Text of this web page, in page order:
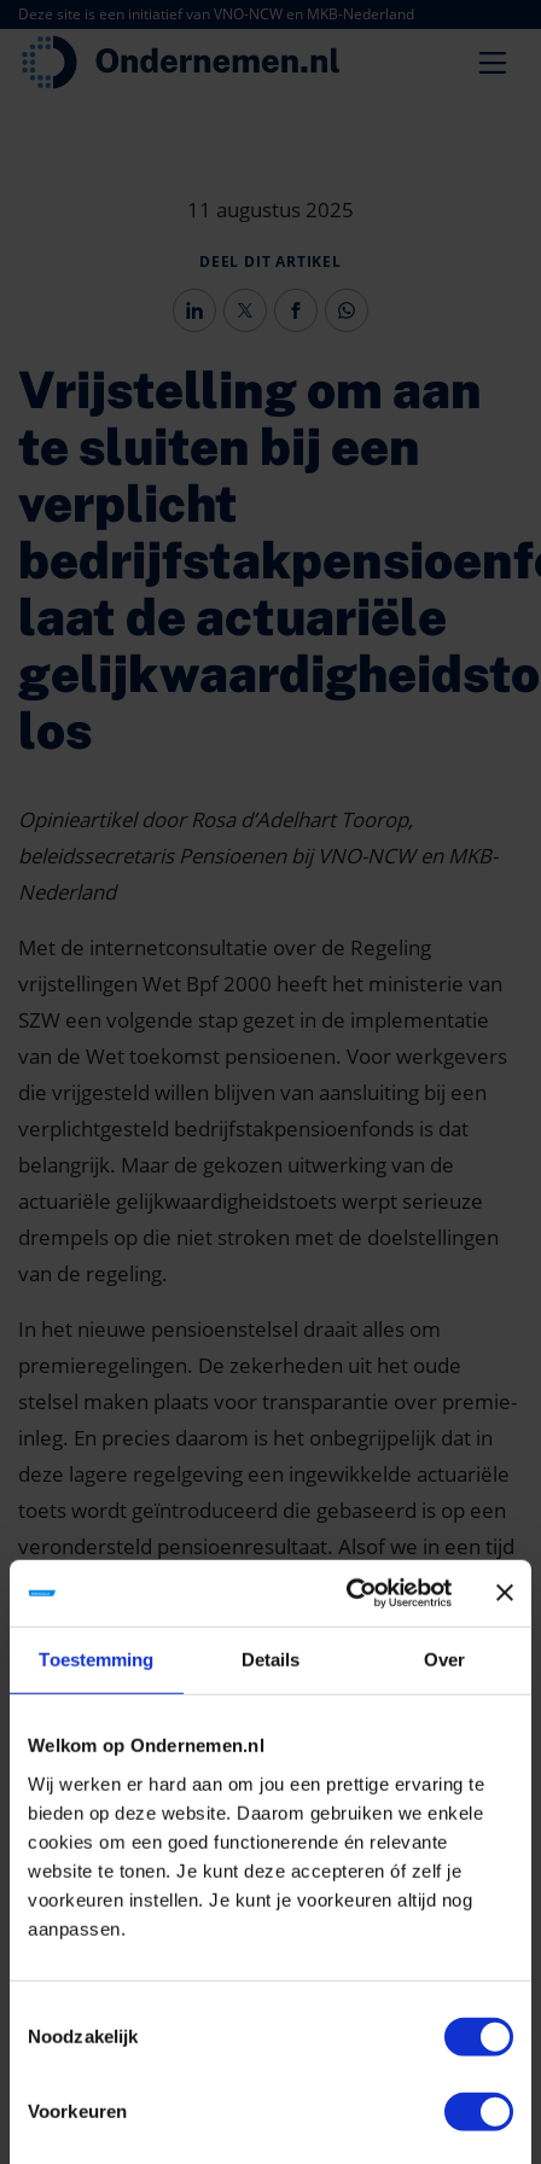
Toestemming Details Over
Welkom op Ondernemen.nl
Wij werken er hard aan om jou een prettige ervaring te
bieden op deze website. Daarom gebruiken we enkele
cookies om een goed functionerende én relevante
website te tonen. Je kunt deze accepteren óf zelf je
voorkeuren instellen. Je kunt je voorkeuren altijd nog
aanpassen.
Noodzakelijk
Voorkeuren
Deze site is een initiatief van VNO-NCW en MKB-Nederland
11 augustus 2025
DEEL DIT ARTIKEL
Vrijstelling om aan
te sluiten bij een
verplicht
laat de actuariële
los
Opinieartikel door Rosa d’Adelhart Toorop,
beleidssecretaris Pensioenen bij VNO-NCW en MKB-
Nederland
Met de internetconsultatie over de Regeling
vrijstellingen Wet Bpf 2000 heeft het ministerie van
SZW een volgende stap gezet in de implementatie
van de Wet toekomst pensioenen. Voor werkgevers
die vrijgesteld willen blijven van aansluiting bij een
verplichtgesteld bedrijfstakpensioenfonds is dat
belangrijk. Maar de gekozen uitwerking van de
actuariële gelijkwaardigheidstoets werpt serieuze
drempels op die niet stroken met de doelstellingen
van de regeling.
In het nieuwe pensioenstelsel draait alles om
premieregelingen. De zekerheden uit het oude
stelsel maken plaats voor transparantie over premie-
inleg. En precies daarom is het onbegrijpelijk dat in
deze lagere regelgeving een ingewikkelde actuariële
toets wordt geïntroduceerd die gebaseerd is op een
verondersteld pensioenresultaat. Alsof we in een tijd
leven waarin pensioenuitkomsten nog voorspelbaar
We zien dat deze toets, zoals nu voorgesteld in de
vrijstelling voor veel werkgevers ernstig beperkt of
zelfs uitsluit. Het risico bestaat dat
uitvoeringscomplexiteit en kosten zo hoog worden
dat vrijstelling geen realistische optie meer is. Dit
raakt met name kleinere werkgevers die hun regeling
bij een verzekeraar of premiepensioeninstelling
Daarbij komt dat de actuariële toetsing zoals die te
lezen valt in de consultatietekst leidt tot ongewenste
prikkels. Werkgevers worden gestuurd naar een
risicovoller beleggingsbeleid om “gelijkwaardigheid”